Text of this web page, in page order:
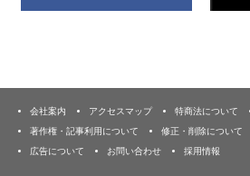
会社案内 アクセスマップ 特商法について
著作権・記事利用について
修正・削除について
広告について
お問い合わせ 採用情報